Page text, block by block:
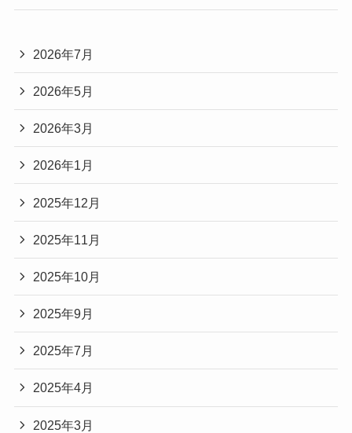
2026年7月
2026年5月
2026年3月
2026年1月
2025年12月
2025年11月
2025年10月
2025年9月
2025年7月
2025年4月
2025年3月